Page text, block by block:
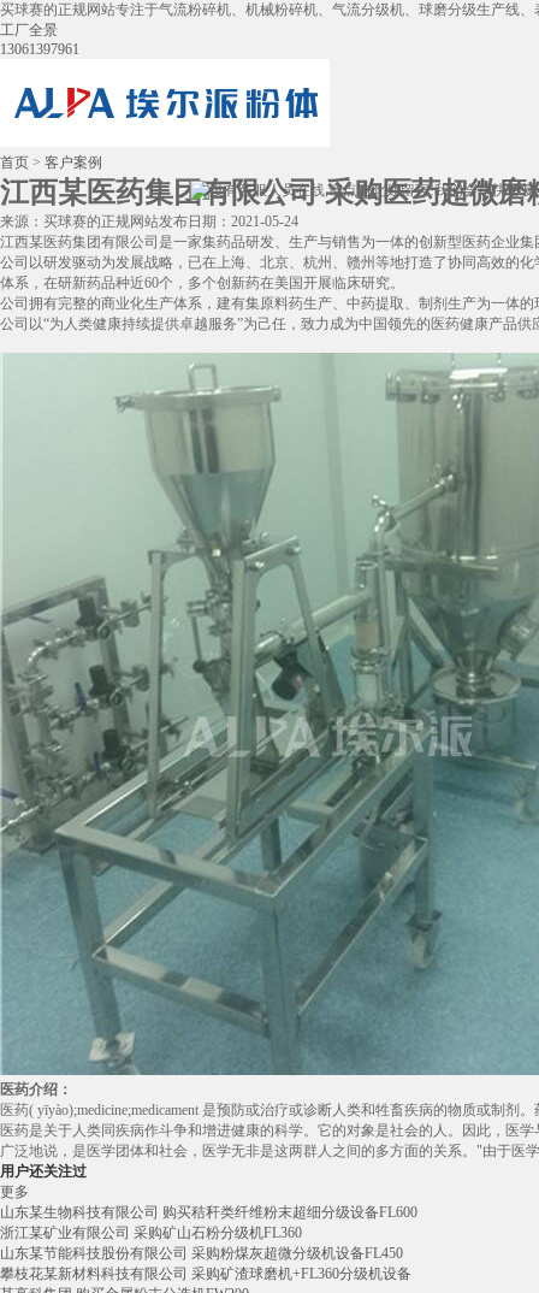
买球赛的正规网站专注于气流粉碎机、机械粉碎机、气流分级机、球磨分级生产线
工厂全景
13061397961
首页 > 客户案例
江西某医药集团有限公司 采购医药超微磨
来源：买球赛的正规网站发布日期：2021-05-24
江西某医药集团有限公司是一家集药品研发、生产与销售为一体的创新型医药企业
公司以研发驱动为发展战略，已在上海、北京、杭州、赣州等地打造了协同高效的
体系，在研新药品种近60个，多个创新药在美国开展临床研究。
公司拥有完整的商业化生产体系，建有集原料药生产、中药提取、制剂生产为一体
公司以“为人类健康持续提供卓越服务”为己任，致力成为中国领先的医药健康产品
医药介绍：
医药( yīyào);medicine;medicament 是预防或治疗或诊断人类和牲畜疾病的物质或制
医药是关于人类同疾病作斗争和增进健康的科学。它的对象是社会的人。因此，医
广泛地说，是医学团体和社会，医学无非是这两群人之间的多方面的关系。"由于
用户还关注过
更多
山东某生物科技有限公司 购买秸秆类纤维粉末超细分级设备FL600
浙江某矿业有限公司 采购矿山石粉分级机FL360
山东某节能科技股份有限公司 采购粉煤灰超微分级机设备FL450
攀枝花某新材料科技有限公司 采购矿渣球磨机+FL360分级机设备